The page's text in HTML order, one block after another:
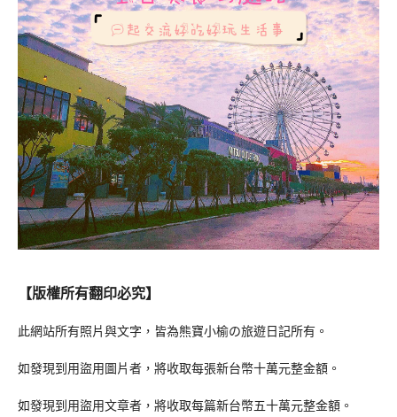
【版權所有翻印必究】
此網站所有照片與文字，皆為熊寶小榆の旅遊日記所有。
如發現到用盜用圖片者，將收取每張新台幣十萬元整金額。
如發現到用盜用文章者，將收取每篇新台幣五十萬元整金額。